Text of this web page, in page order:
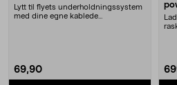
Lytt til flyets underholdningssystem
med dine egne kablede
69,90